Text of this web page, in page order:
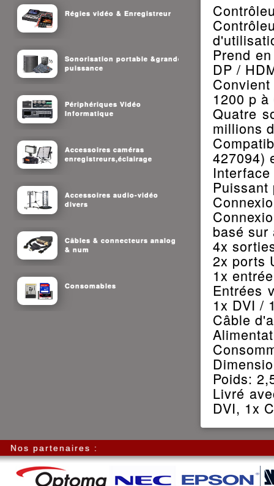
Régies vidéo & Enregistreur
Sonorisation portable &grande
puissance
Périphériques Vidéo
Informatique
Accessoires caméras
enregistreurs,éclairage
Accessoires audio-vidéo
divers
Câbles & connecteurs analog
& num
Consomables
Prend
DP /
1200 p à
Quatre
millions
427094)
basé sur
4x
2x ports
1x
Entrées
1x DVI /
Câble
Poids:
Livré
DVI, 1x
Nos partenaires :